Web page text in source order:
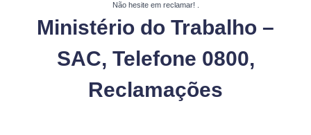
Não hesite em reclamar!
Ministério do Trabalho –
SAC, Telefone 0800,
Reclamações